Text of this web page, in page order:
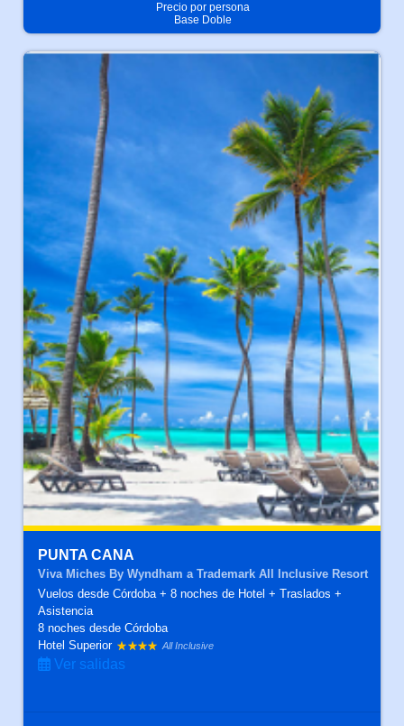
Precio por persona
Base Doble
PUNTA CANA
Viva Miches By Wyndham a Trademark All Inclusive Resort
Vuelos desde Córdoba + 8 noches de Hotel + Traslados +
Asistencia
8 nochesdesde Córdoba
Hotel Superior
All Inclusive
Ver salidas